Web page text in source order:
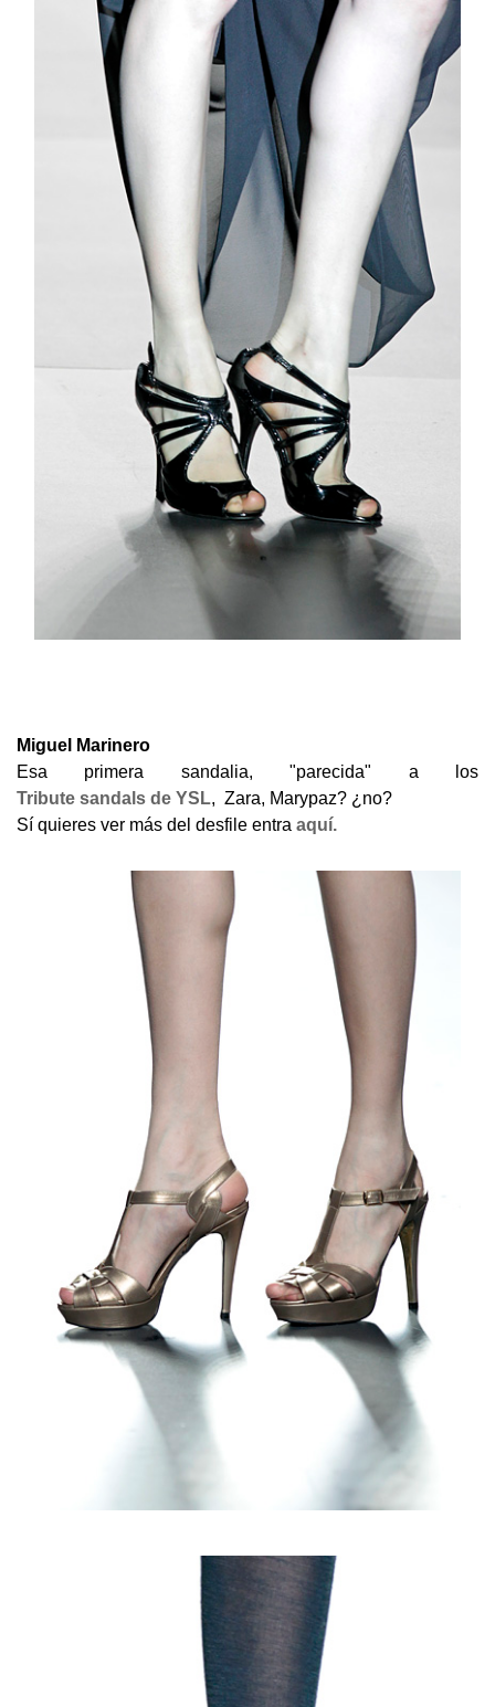
Miguel Marinero
Esa primera sandalia, "parecida" a los
Tribute sandals de YSL, Zara, Marypaz? ¿no?
Sí quieres ver más del desfile entra aquí.